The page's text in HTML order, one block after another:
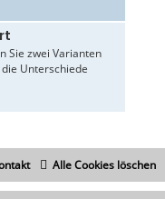
Sie zwei Varianten
Unterschiede
Alle Cookies löschen